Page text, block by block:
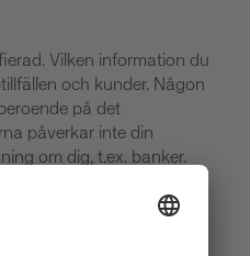
Vilken information du
och kunder. Någon
på det
påverkar inte din
om dig, t.ex. banker.
för just dig.